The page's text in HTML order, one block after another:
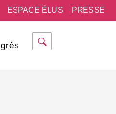
PRESSE
ESPACE ÉLUS